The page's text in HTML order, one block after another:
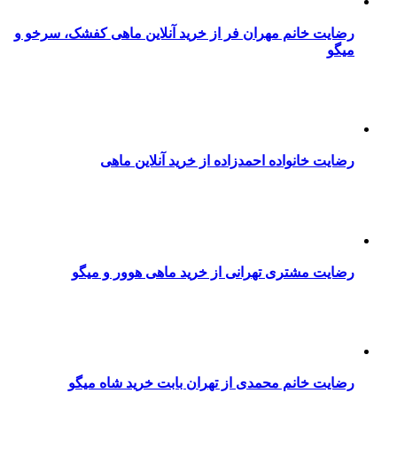
رضایت خانم مهران فر از خرید آنلاین ماهی کفشک، سرخو و
میگو
رضایت خانواده احمدزاده از خرید آنلاین ماهی
رضایت مشتری تهرانی از خرید ماهی هوور و میگو
رضایت خانم محمدی از تهران بابت خرید شاه میگو